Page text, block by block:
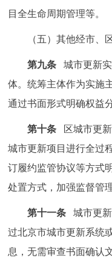
目全生命周期管理等。
（五）其他经市、区
第九条
城市更新
体。统筹主体作为实施
通过书面形式明确权益
第十条
区城市更
城市更新项目进行全过
订履约监管协议等方式
处置方式，加强监督管理
第十一条
城市更
过北京市城市更新系统
息，无需审查书面确认